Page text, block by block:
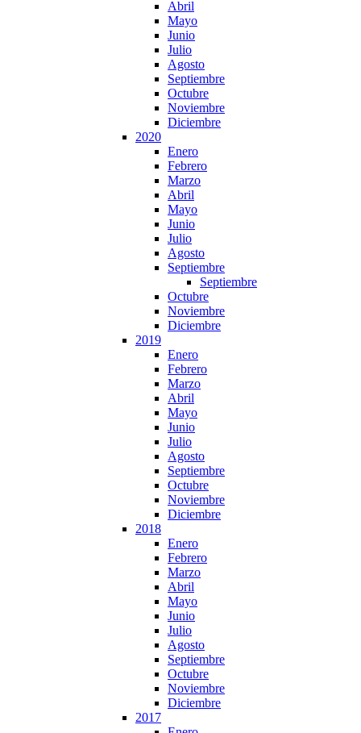
Abril
Mayo
Junio
Julio
Agosto
Septiembre
Octubre
Noviembre
Diciembre
2020
Enero
Febrero
Marzo
Abril
Mayo
Junio
Julio
Agosto
Septiembre
Septiembre
Octubre
Noviembre
Diciembre
2019
Enero
Febrero
Marzo
Abril
Mayo
Junio
Julio
Agosto
Septiembre
Octubre
Noviembre
Diciembre
2018
Enero
Febrero
Marzo
Abril
Mayo
Junio
Julio
Agosto
Septiembre
Octubre
Noviembre
Diciembre
2017